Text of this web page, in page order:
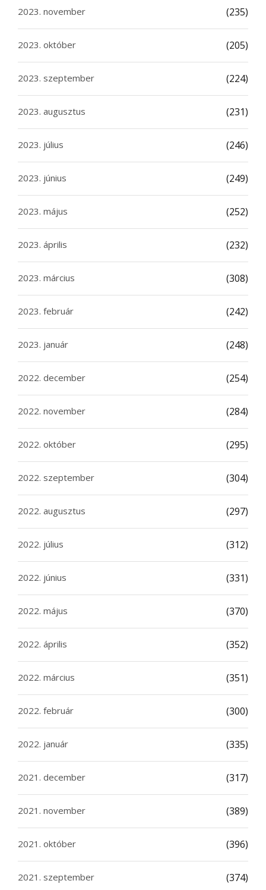
2023. november (235)
2023. október (205)
2023. szeptember (224)
2023. augusztus (231)
2023. július (246)
2023. június (249)
2023. május (252)
2023. április (232)
2023. március (308)
2023. február (242)
2023. január (248)
2022. december (254)
2022. november (284)
2022. október (295)
2022. szeptember (304)
2022. augusztus (297)
2022. július (312)
2022. június (331)
2022. május (370)
2022. április (352)
2022. március (351)
2022. február (300)
2022. január (335)
2021. december (317)
2021. november (389)
2021. október (396)
2021. szeptember (374)